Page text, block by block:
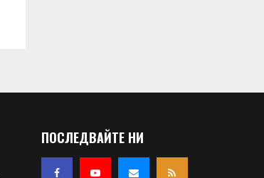
ПОСЛЕДВАЙТЕ НИ